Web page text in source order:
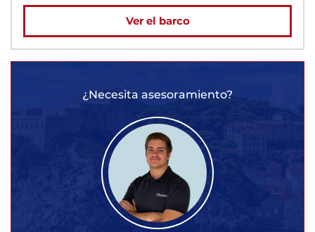
Ver el barco
¿Necesita asesoramiento?